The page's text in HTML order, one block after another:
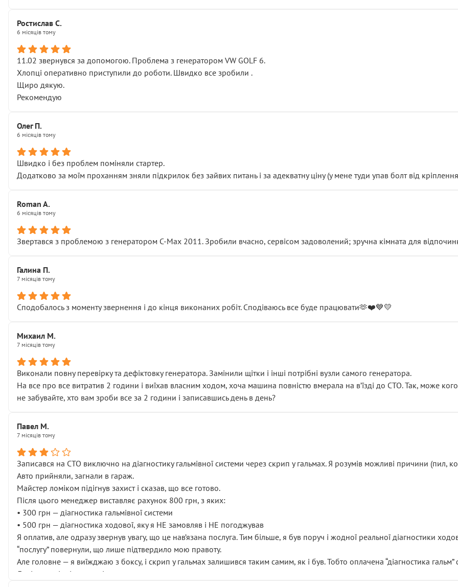
Ростислав С.
6 місяців тому
11.02 звернувся за допомогою. Проблема з генератором VW GOLF 6.
Хлопці оперативно приступили до роботи. Швидко все зробили .
Щиро дякую.
Рекомендую
Олег П.
6 місяців тому
Швидко і без проблем поміняли стартер.
Додатково за моїм проханням зняли підкрилок без зайвих питань і за адекватну ціну (у мене туди упав болт від
Roman A.
6 місяців тому
Звертався з проблемою з генератором C-Max 2011. Зробили вчасно, сервісом задоволений; зручна кімната для
Галина П.
7 місяців тому
Сподобалось з моменту звернення і до кінця виконаних робіт. Сподіваюсь все буде працювати🫶❤️💙💛
Михаил М.
7 місяців тому
Виконали повну перевірку та дефіктовку генератора. Замінили щітки і інші потрібні вузли самого генератора.
На все про все витратив 2 години і виїхав власним ходом, хоча машина повністю вмерала на вʼїзді до СТО. Так, може
не забувайте, хто вам зроби все за 2 години і записавшись день в день?
Павел М.
7 місяців тому
Записався на СТО виключно на діагностику гальмівної системи через скрип у гальмах. Я розумів можливі причини (пил,
Авто прийняли, загнали в гараж.
Майстер ломіком підігнув захист і сказав, що все готово.
Після цього менеджер виставляє рахунок 800 грн, з яких:
• 300 грн — діагностика гальмівної системи
• 500 грн — діагностика ходової, яку я НЕ замовляв і НЕ погоджував
Я оплатив, але одразу звернув увагу, що це нав’язана послуга. Тим більше, я був поруч і жодної реальної діагностики
“послугу” повернули, що лише підтвердило мою правоту.
Але головне — я виїжджаю з боксу, і скрип у гальмах залишився таким самим, як і був. Тобто оплачена “діагностика
Далі ситуація тільки погіршилась: